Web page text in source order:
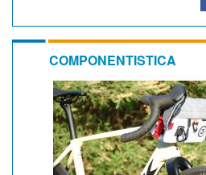
COMPONENTISTICA